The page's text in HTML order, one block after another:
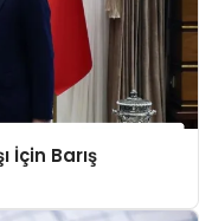
İçin Barış